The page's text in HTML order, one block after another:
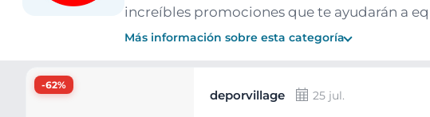
increíbles promociones que te ayudarán a
Más información sobre esta categoría
-62%
deporvillage 25 jul.